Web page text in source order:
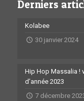
Derniers
Kolabee
30 janvier 2024
Hip Hop Massalia !
d’année 2023
7 décembre